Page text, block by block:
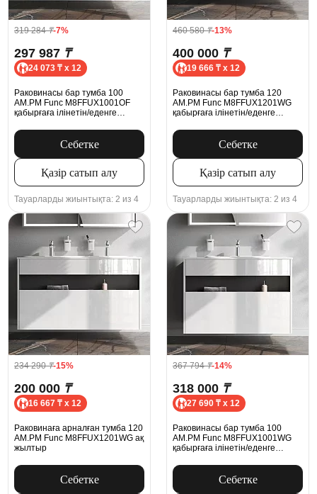
319 284₸-7%
297 987 ₸
24 073 ₸ x 12
Раковинасы бар тумба 100
AM.PM Func M8FFUX1001OF
қабырғаға ілінетін/еденге
Себетке
Қазір сатып алу
Тауарларды жиынтықта: 2 из 4
460 580₸-13%
400 000 ₸
19 666 ₸ x 12
Раковинасы бар тумба 120
AM.PM Func M8FFUX1201WG
қабырғаға ілінетін/еденге
Себетке
Қазір сатып алу
Тауарларды жиынтықта: 2 из 4
234 290₸-15%
200 000 ₸
16 667 ₸ x 12
Раковинаға арналған тумба 120
AM.PM Func M8FFUX1201WG ақ
жылтыр
Себетке
367 794₸-14%
318 000 ₸
27 690 ₸ x 12
Раковинасы бар тумба 100
AM.PM Func M8FFUX1001WG
қабырғаға ілінетін/еденге
Себетке